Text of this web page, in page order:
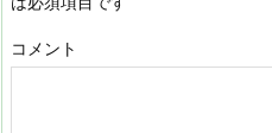
コメント